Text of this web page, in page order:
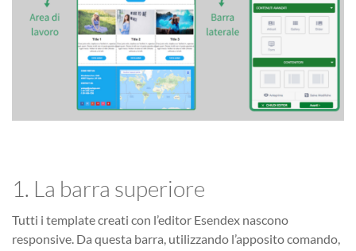
1. La barra superiore
Tutti i template creati con l’editor Esendex nascono
responsive. Da questa barra, utilizzando l’apposito comando,